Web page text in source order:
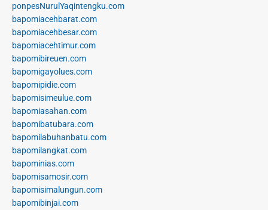
ponpesNurulYaqintengku.com
bapomiacehbarat.com
bapomiacehbesar.com
bapomiacehtimur.com
bapomibireuen.com
bapomigayolues.com
bapomipidie.com
bapomisimeulue.com
bapomiasahan.com
bapomibatubara.com
bapomilabuhanbatu.com
bapomilangkat.com
bapominias.com
bapomisamosir.com
bapomisimalungun.com
bapomibinjai.com